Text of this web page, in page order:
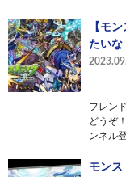
【モ
たいな
フレン
どうぞ
ンネル
モンス